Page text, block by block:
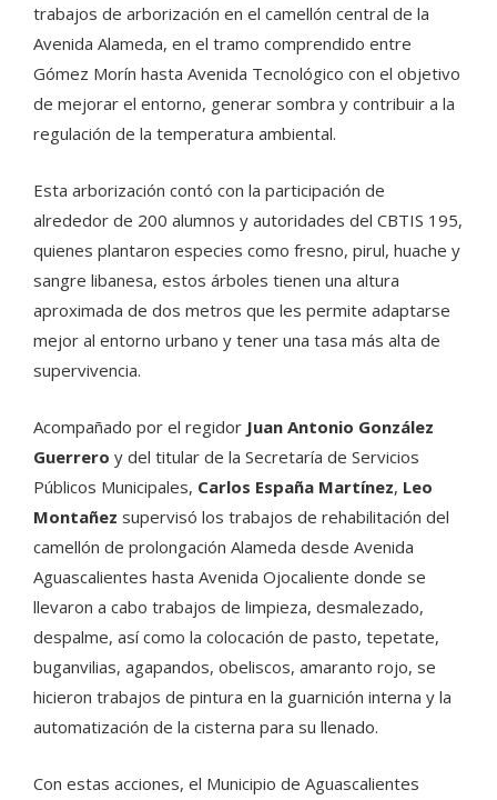
trabajos de arborización en el camellón central de la
Avenida Alameda, en el tramo comprendido entre
Gómez Morín hasta Avenida Tecnológico con el objetivo
de mejorar el entorno, generar sombra y contribuir a la
regulación de la temperatura ambiental.
Esta arborización contó con la participación de
alrededor de 200 alumnos y autoridades del CBTIS 195,
quienes plantaron especies como fresno, pirul, huache y
sangre libanesa, estos árboles tienen una altura
aproximada de dos metros que les permite adaptarse
mejor al entorno urbano y tener una tasa más alta de
supervivencia.
Acompañado por el regidor Juan Antonio González
Guerrero y del titular de la Secretaría de Servicios
Públicos Municipales, Carlos España Martínez, Leo
Montañez supervisó los trabajos de rehabilitación del
camellón de prolongación Alameda desde Avenida
Aguascalientes hasta Avenida Ojocaliente donde se
llevaron a cabo trabajos de limpieza, desmalezado,
despalme, así como la colocación de pasto, tepetate,
buganvilias, agapandos, obeliscos, amaranto rojo, se
hicieron trabajos de pintura en la guarnición interna y la
automatización de la cisterna para su llenado.
Con estas acciones, el Municipio de Aguascalientes